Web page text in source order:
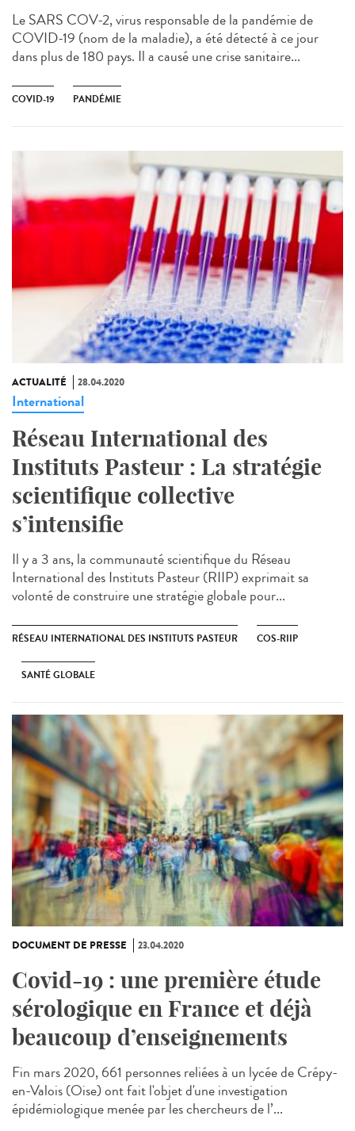
Le SARS COV-2, virus responsable de la pandémie de
COVID-19 (nom de la maladie), a été détecté à ce jour
dans plus de 180 pays. Il a causé une crise sanitaire...
COVID-19 PANDÉMIE
ACTUALITÉ 28.04.2020
International
Réseau International des
Instituts Pasteur : La stratégie
scientifique collective
s’intensifie
Il y a 3 ans, la communauté scientifique du Réseau
International des Instituts Pasteur (RIIP) exprimait sa
volonté de construire une stratégie globale pour...
RÉSEAU INTERNATIONAL DES INSTITUTS PASTEUR COS-RIIP
SANTÉ GLOBALE
DOCUMENT DE PRESSE 23.04.2020
Covid-19 : une première étude
sérologique en France et déjà
beaucoup d’enseignements
Fin mars 2020, 661 personnes reliées à un lycée de Crépy-
en-Valois (Oise) ont fait l'objet d'une investigation
épidémiologique menée par les chercheurs de l’...